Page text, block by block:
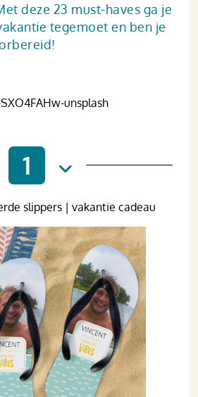
deze 23 must-haves ga je
tegemoet en ben je
1
slippers | vakantie cadeau